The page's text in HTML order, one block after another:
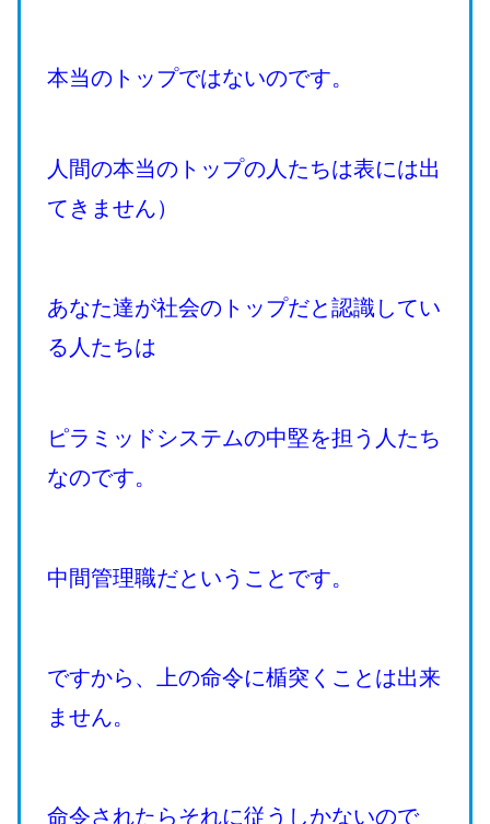
本当のトップではないのです。
人間の本当のトップの人たちは表には出
てきません）
あなた達が社会のトップだと認識してい
る人たちは
ピラミッドシステムの中堅を担う人たち
なのです。
中間管理職だということです。
ですから、上の命令に楯突くことは出来
ません。
命令されたらそれに従うしかないので